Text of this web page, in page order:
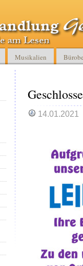
Musikalien
14.01.2021